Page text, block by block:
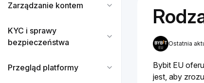
Zarządzanie kontem
KYC i sprawy
bezpieczeństwa
Przegląd platformy
Ostatnia
Bybit EU
jest, aby